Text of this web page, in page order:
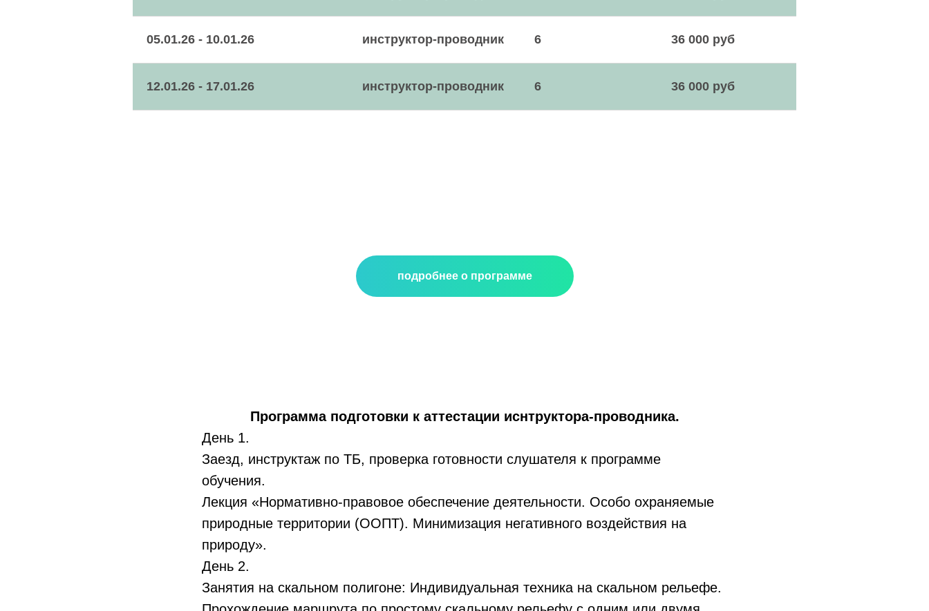
05.01.26 - 10.01.26 инструктор-проводник 6 36 000 руб
12.01.26 - 17.01.26 инструктор-проводник 6 36 000 руб
подробнее о программе
Программа подготовки к аттестации иснтруктора-проводника.
День 1.
Заезд, инструктаж по ТБ, проверка готовности слушателя к программе
обучения.
Лекция «Нормативно-правовое обеспечение деятельности. Особо охраняемые
природные территории (ООПТ). Минимизация негативного воздействия на
природу».
День 2.
Занятия на скальном полигоне: Индивидуальная техника на скальном рельефе.